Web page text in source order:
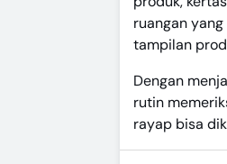
ruangan
tampilan
Dengan
rutin
rayap bisa